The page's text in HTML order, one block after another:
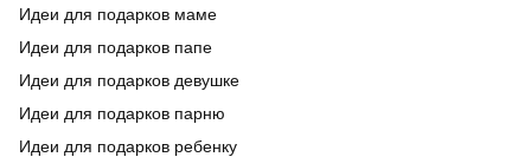
Идеи для подарков маме
Идеи для подарков папе
Идеи для подарков девушке
Идеи для подарков парню
Идеи для подарков ребенку